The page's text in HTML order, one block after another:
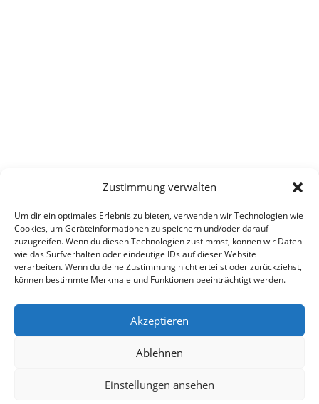
Zustimmung verwalten
Um dir ein optimales Erlebnis zu bieten, verwenden wir Technologien wie
Cookies, um Geräteinformationen zu speichern und/oder darauf
zuzugreifen. Wenn du diesen Technologien zustimmst, können wir Daten
wie das Surfverhalten oder eindeutige IDs auf dieser Website
verarbeiten. Wenn du deine Zustimmung nicht erteilst oder zurückziehst,
können bestimmte Merkmale und Funktionen beeinträchtigt werden.
Akzeptieren
Ablehnen
Einstellungen ansehen